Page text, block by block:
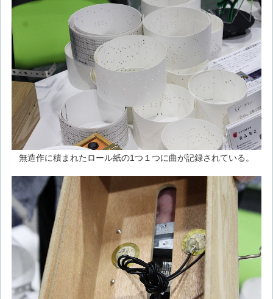
無造作に積まれたロール紙の1つ１つに曲が記録されている。